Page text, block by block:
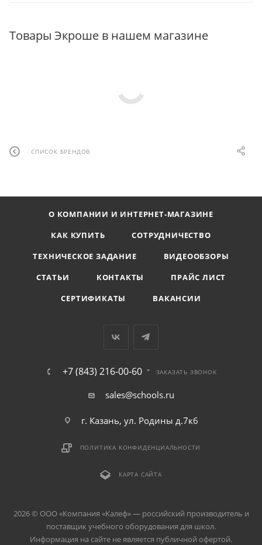
Товары Экроше в нашем магазине
СПИСОК БРЕНДОВ
О КОМПАНИИ И ИНТЕРНЕТ-МАГАЗИНЕ
КАК КУПИТЬ
СОТРУДНИЧЕСТВО
ТЕХНИЧЕСКОЕ ЗАДАНИЕ
ВИДЕООБЗОРЫ
СТАТЬИ
КОНТАКТЫ
ПРАЙС ЛИСТ
СЕРТИФИКАТЫ
ВАКАНСИИ
+7 (843) 216-00-60 ЗАКАЗАТЬ ЗВОНОК
sales@schools.ru
г. Казань, ул. Родины д.7к6
ПОЛИТИКА КОНФИДЕНЦИАЛЬНОСТИ
КАРТА САЙТА
2026 © ООО «Компания «Kалеф» — российский производитель и
поставщик учебного оборудования для школ.
Информация на сайте не является публичной офертой.